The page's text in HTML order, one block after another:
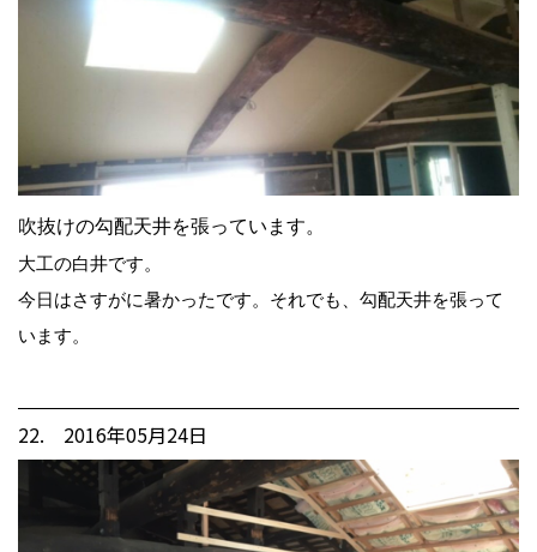
吹抜けの勾配天井を張っています。
大工の白井です。
今日はさすがに暑かったです。それでも、勾配天井を張って
います。
22. 2016年05月24日